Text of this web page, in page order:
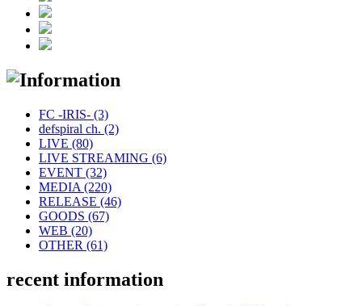
FC -IRIS- (3)
defspiral ch. (2)
LIVE (80)
LIVE STREAMING (6)
EVENT (32)
MEDIA (220)
RELEASE (46)
GOODS (67)
WEB (20)
OTHER (61)
recent information